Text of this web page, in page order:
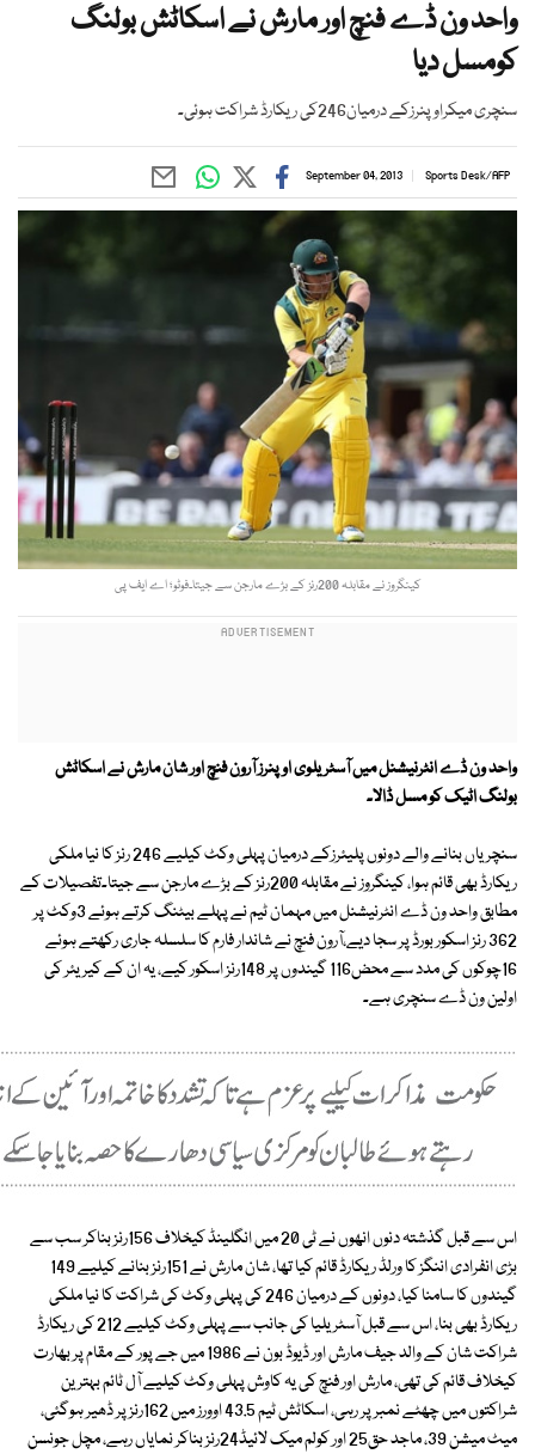
واحد ون ڈے فنچ اور مارش نے اسکاٹش بولنگ
کومسل دیا
سنچری میکراوپنرزکے درمیان246کی ریکارڈ شراکت ہوئی۔
Sports Desk/AFP
September 04, 2013
کینگروز نے مقابلہ 200رنز کے بڑے مارجن سے جیتا۔فوٹو؛ اے ایف پی
واحد ون ڈے انٹرنیشنل میں آسٹریلوی اوپنرز آرون فنچ اور شان مارش نے اسکاٹش
بولنگ اٹیک کو مسل ڈالا۔
سنچریاں بنانے والے دونوں پلیئرزکے درمیان پہلی وکٹ کیلیے 246 رنز کا نیا ملکی
ریکارڈ بھی قائم ہوا، کینگروز نے مقابلہ 200رنز کے بڑے مارجن سے جیتا۔تفصیلات کے
مطابق واحد ون ڈے انٹرنیشنل میں مہمان ٹیم نے پہلے بیٹنگ کرتے ہوئے 3وکٹ پر
362 رنز اسکور بورڈ پر سجا دیے،آرون فنچ نے شاندار فارم کا سلسلہ جاری رکھتے ہوئے
16چوکوں کی مدد سے محض116 گیندوں پر 148رنز اسکور کیے، یہ ان کے کیریئر کی
اولین ون ڈے سنچری ہے۔
اس سے قبل گذشتہ دنوں انھوں نے ٹی 20 میں انگلینڈ کیخلاف 156رنز بناکر سب سے
بڑی انفرادی اننگز کا ورلڈ ریکارڈ قائم کیا تھا، شان مارش نے 151رنز بنانے کیلیے 149
گیندوں کا سامنا کیا، دونوں کے درمیان 246 کی پہلی وکٹ کی شراکت کا نیا ملکی
ریکارڈ بھی بنا، اس سے قبل آسٹریلیا کی جانب سے پہلی وکٹ کیلیے 212 کی ریکارڈ
شراکت شان کے والد جیف مارش اور ڈیوڈ بون نے 1986 میں جے پور کے مقام پر بھارت
کیخلاف قائم کی تھی، مارش اور فنچ کی یہ کاوش پہلی وکٹ کیلیے آل ٹائم بہترین
شراکتوں میں چھٹے نمبر پر رہی، اسکاٹش ٹیم 43.5 اوورز میں 162رنز پر ڈھیر ہوگئی،
میٹ میشن 39، ماجد حق25 اور کولم میک لائیڈ24رنز بناکر نمایاں رہے، مچل جونسن